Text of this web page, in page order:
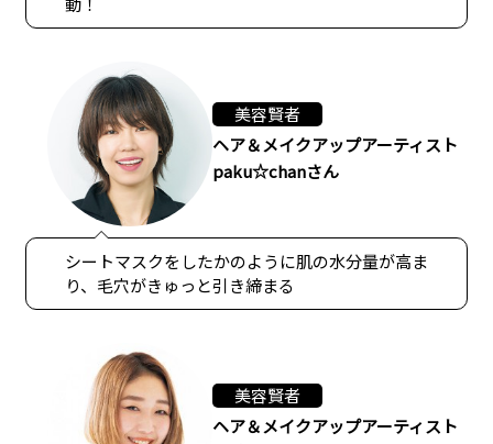
美容賢者
ヘア＆メイクアップアーティスト
paku☆chanさん
シートマスクをしたかのように肌の水分量が高ま
り、毛穴がきゅっと引き締まる
美容賢者
ヘア＆メイクアップアーティスト